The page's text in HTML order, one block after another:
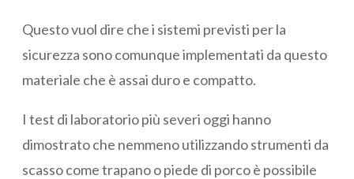
Questo vuol dire che i sistemi previsti per la
sicurezza sono comunque implementati da questo
materiale che è assai duro e compatto.
I test di laboratorio più severi oggi hanno
dimostrato che nemmeno utilizzando strumenti da
scasso come trapano o piede di porco è possibile